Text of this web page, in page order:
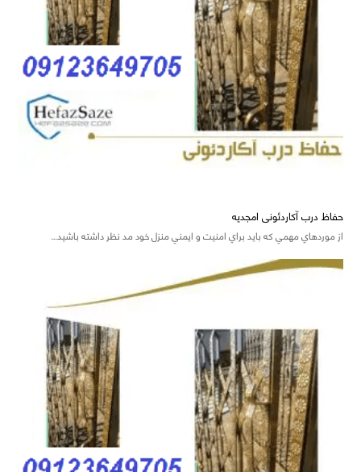
حفاظ درب آکاردئونی امجدیه
از موردهاي مهمي که بايد براي امنيت و ايمني منزل خود مد نظر داشته باشيد…